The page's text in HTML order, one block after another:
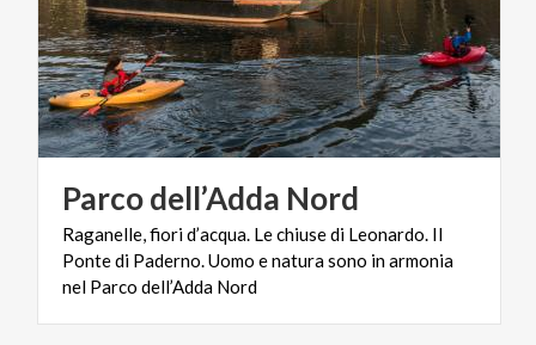
Parcodell’Adda Nord
Raganelle, fiori d’acqua. Le chiuse di Leonardo. Il
Ponte di Paderno. Uomo e natura sono in armonia
nel Parco dell’Adda Nord